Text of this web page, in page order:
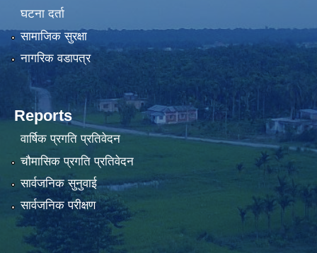
घटना दर्ता
सामाजिक सुरक्षा
नागरिक वडापत्र
Reports
वार्षिक प्रगति प्रतिवेदन
चौमासिक प्रगति प्रतिवेदन
सार्वजनिक सुनुवाई
सार्वजनिक परीक्षण